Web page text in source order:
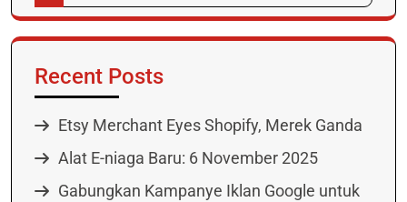
Recent Posts
Etsy Merchant Eyes Shopify, Merek Ganda
Alat E-niaga Baru: 6 November 2025
Gabungkan Kampanye Iklan Google untuk